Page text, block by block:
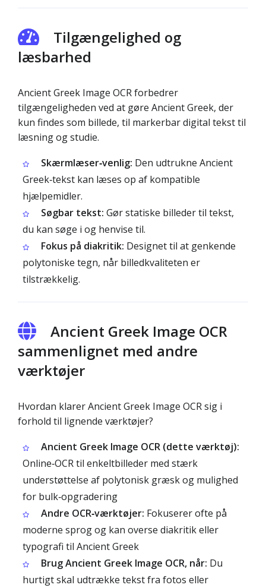
Tilgængelighed og
læsbarhed
Ancient Greek Image OCR forbedrer
tilgængeligheden ved at gøre Ancient Greek, der
kun findes som billede, til markerbar digital tekst til
læsning og studie.
Skærmlæser‑venlig: Den udtrukne Ancient
Greek‑tekst kan læses op af kompatible
hjælpemidler.
Søgbar tekst: Gør statiske billeder til tekst,
du kan søge i og henvise til.
Fokus på diakritik: Designet til at genkende
polytoniske tegn, når billedkvaliteten er
tilstrækkelig.
Ancient Greek Image OCR
sammenlignet med andre
værktøjer
Hvordan klarer Ancient Greek Image OCR sig i
forhold til lignende værktøjer?
Ancient Greek Image OCR (dette værktøj):
Online‑OCR til enkeltbilleder med stærk
understøttelse af polytonisk græsk og mulighed
for bulk‑opgradering
Andre OCR‑værktøjer: Fokuserer ofte på
moderne sprog og kan overse diakritik eller
typografi til Ancient Greek
Brug Ancient Greek Image OCR, når: Du
hurtigt skal udtrække tekst fra fotos eller